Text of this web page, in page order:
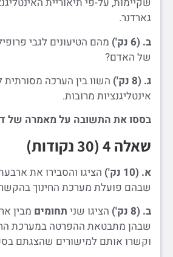
גארדנר.
ב. (6 נק')
מהם הטיעונים לגבי
של האדם?
ג. (8 נק')
השוו בין הערכה מסורתית
אינטליגנציות מרובות.
בססו את התשובה על מאמרה של
שאלה 4 (30 נקודות)
א. (10 נק') הציגו והסבירו את
שבהם פועלת מערכת החינוך
ב. (8 נק')
הציגו שני תחומים מבין
שבהן מתבטאת ההפרטה במערכת
וקשרו אותם למישורים שהצגתם